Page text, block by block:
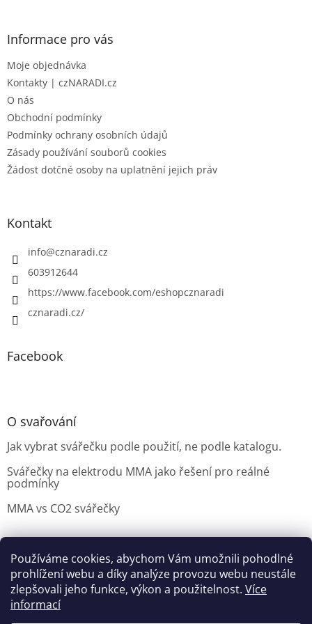
Používáme cookies, abychom Vám umožnili pohodlné
prohlížení webu a díky analýze provozu webu neustále
zlepšovali jeho funkce, výkon a použitelnost. Více
informací
Informace pro vás
Moje objednávka
Kontakty | czNARADI.cz
O nás
Obchodní podmínky
Podmínky ochrany osobních údajů
Zásady používání souborů cookies
Žádost dotčné osoby na uplatnění jejich práv
Kontakt
info@cznaradi.cz
603912644
https://www.facebook.com/eshopcznaradi
cznaradi.cz/
Facebook
O svařování
Jak vybrat svářečku podle použití, ne podle katalogu.
Svářečky na elektrodu MMA jako řešení pro reálné
podmínky
MMA vs CO2 svářečky
Možnosti doručení Nakupovani Možností platby
Výběr svářečky